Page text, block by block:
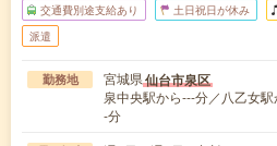
交通費別途支給あり 土日祝日が休み
派遣
勤務地 宮城県仙台市泉区
泉中央駅から---分／八乙女
-分